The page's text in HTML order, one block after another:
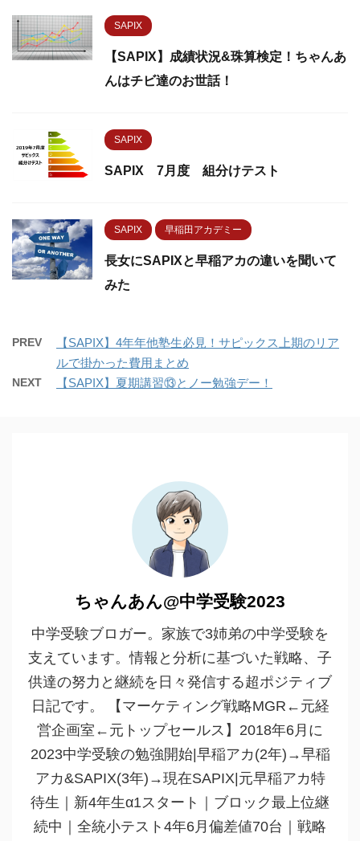
SAPIX
【SAPIX】成績状況&珠算検定！ちゃんあ
んはチビ達のお世話！
SAPIX
SAPIX 7月度 組分けテスト
SAPIX 早稲田アカデミー
長女にSAPIXと早稲アカの違いを聞いて
みた
PREV
【SAPIX】4年年他塾生必見！サピックス上期のリア
ルで掛かった費用まとめ
NEXT 【SAPIX】夏期講習⑬とノー勉強デー！
ちゃんあん@中学受験2023
中学受験ブロガー。家族で3姉弟の中学受験を
支えています。情報と分析に基づいた戦略、子
供達の努力と継続を日々発信する超ポジティブ
日記です。 【マーケティング戦略MGR←元経
営企画室←元トップセールス】2018年6月に
2023中学受験の勉強開始|早稲アカ(2年)→早稲
アカ&SAPIX(3年)→現在SAPIX|元早稲アカ特
待生｜新4年生α1スタート｜ブロック最上位継
続中｜全統小テスト4年6月偏差値70台｜戦略